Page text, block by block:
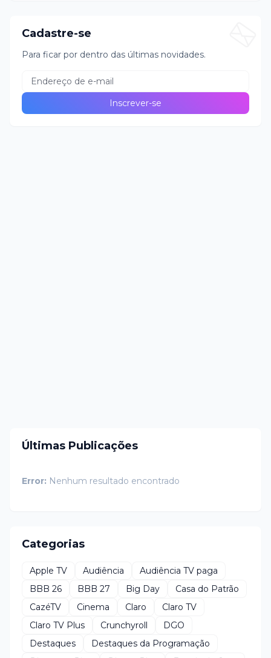
Cadastre-se
Para ficar por dentro das últimas novidades.
Últimas Publicações
Error: Nenhum resultado encontrado
Categorias
Apple TV Audiência
Audiência TV paga
BBB 26
BBB 27 Big Day
Casa do Patrão
CazéTV
Cinema Claro
Claro TV
Claro TV Plus
Crunchyroll
DGO
Destaques
Destaques da Programação